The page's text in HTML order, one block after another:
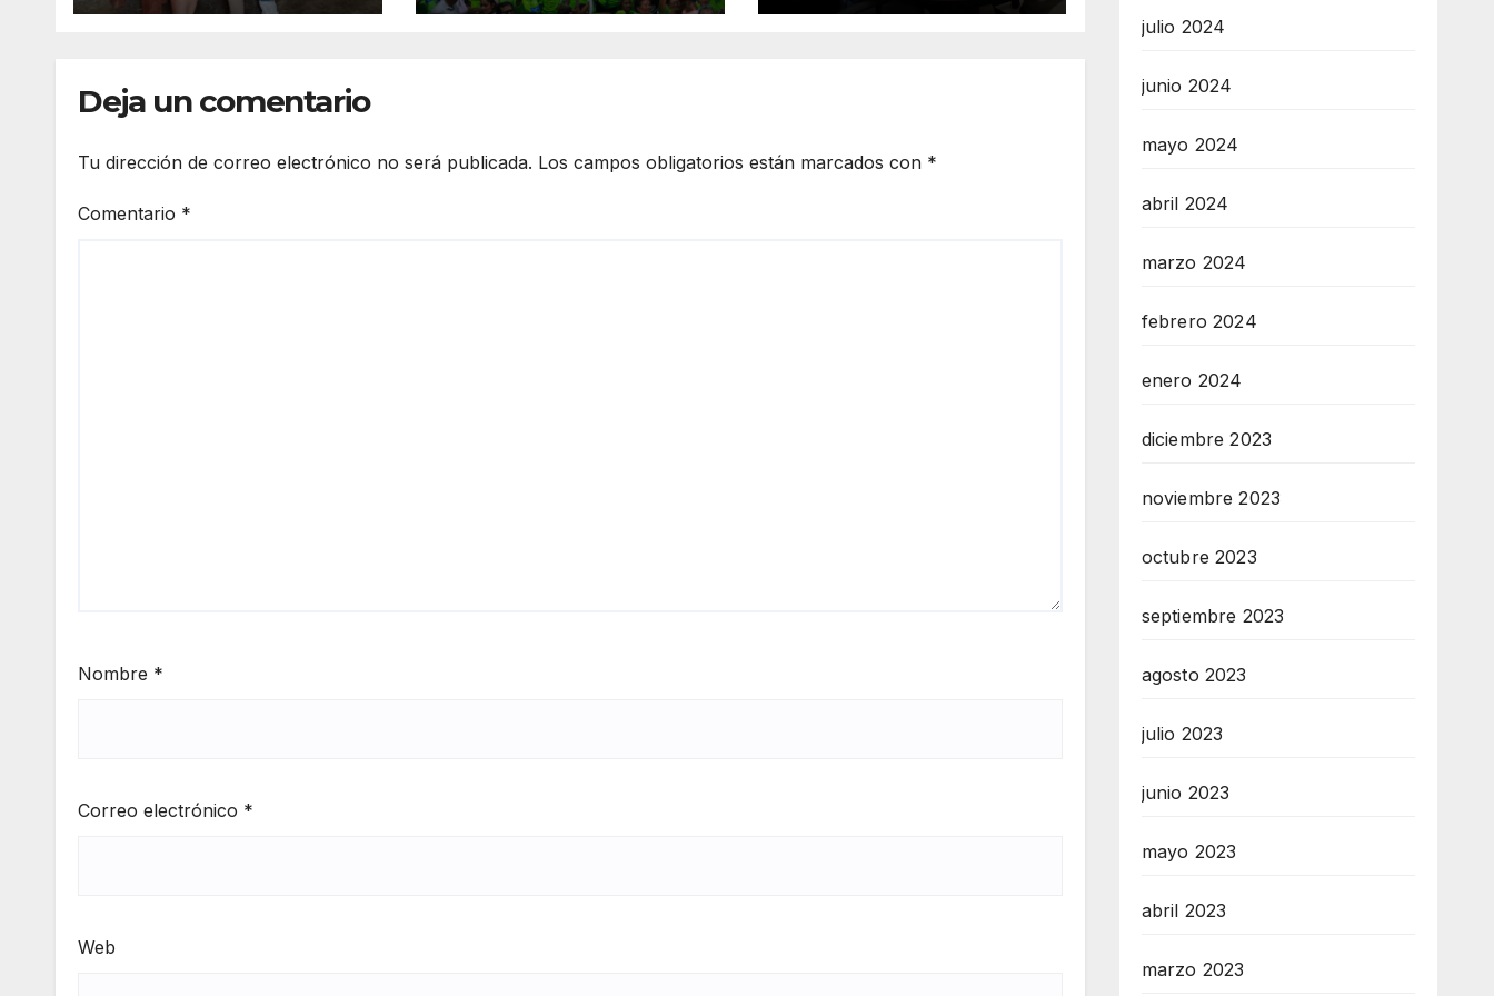
con la entrega de
vigilancia en la
Deja un comentario
Tu dirección de correo electrónico no será publicada. Los campos obligatorios están marcados con *
Comentario *
Nombre *
Correo electrónico *
Web
julio 2024
junio 2024
mayo 2024
abril 2024
marzo 2024
febrero 2024
enero 2024
diciembre 2023
noviembre 2023
octubre 2023
septiembre 2023
agosto 2023
julio 2023
junio 2023
mayo 2023
abril 2023
marzo 2023